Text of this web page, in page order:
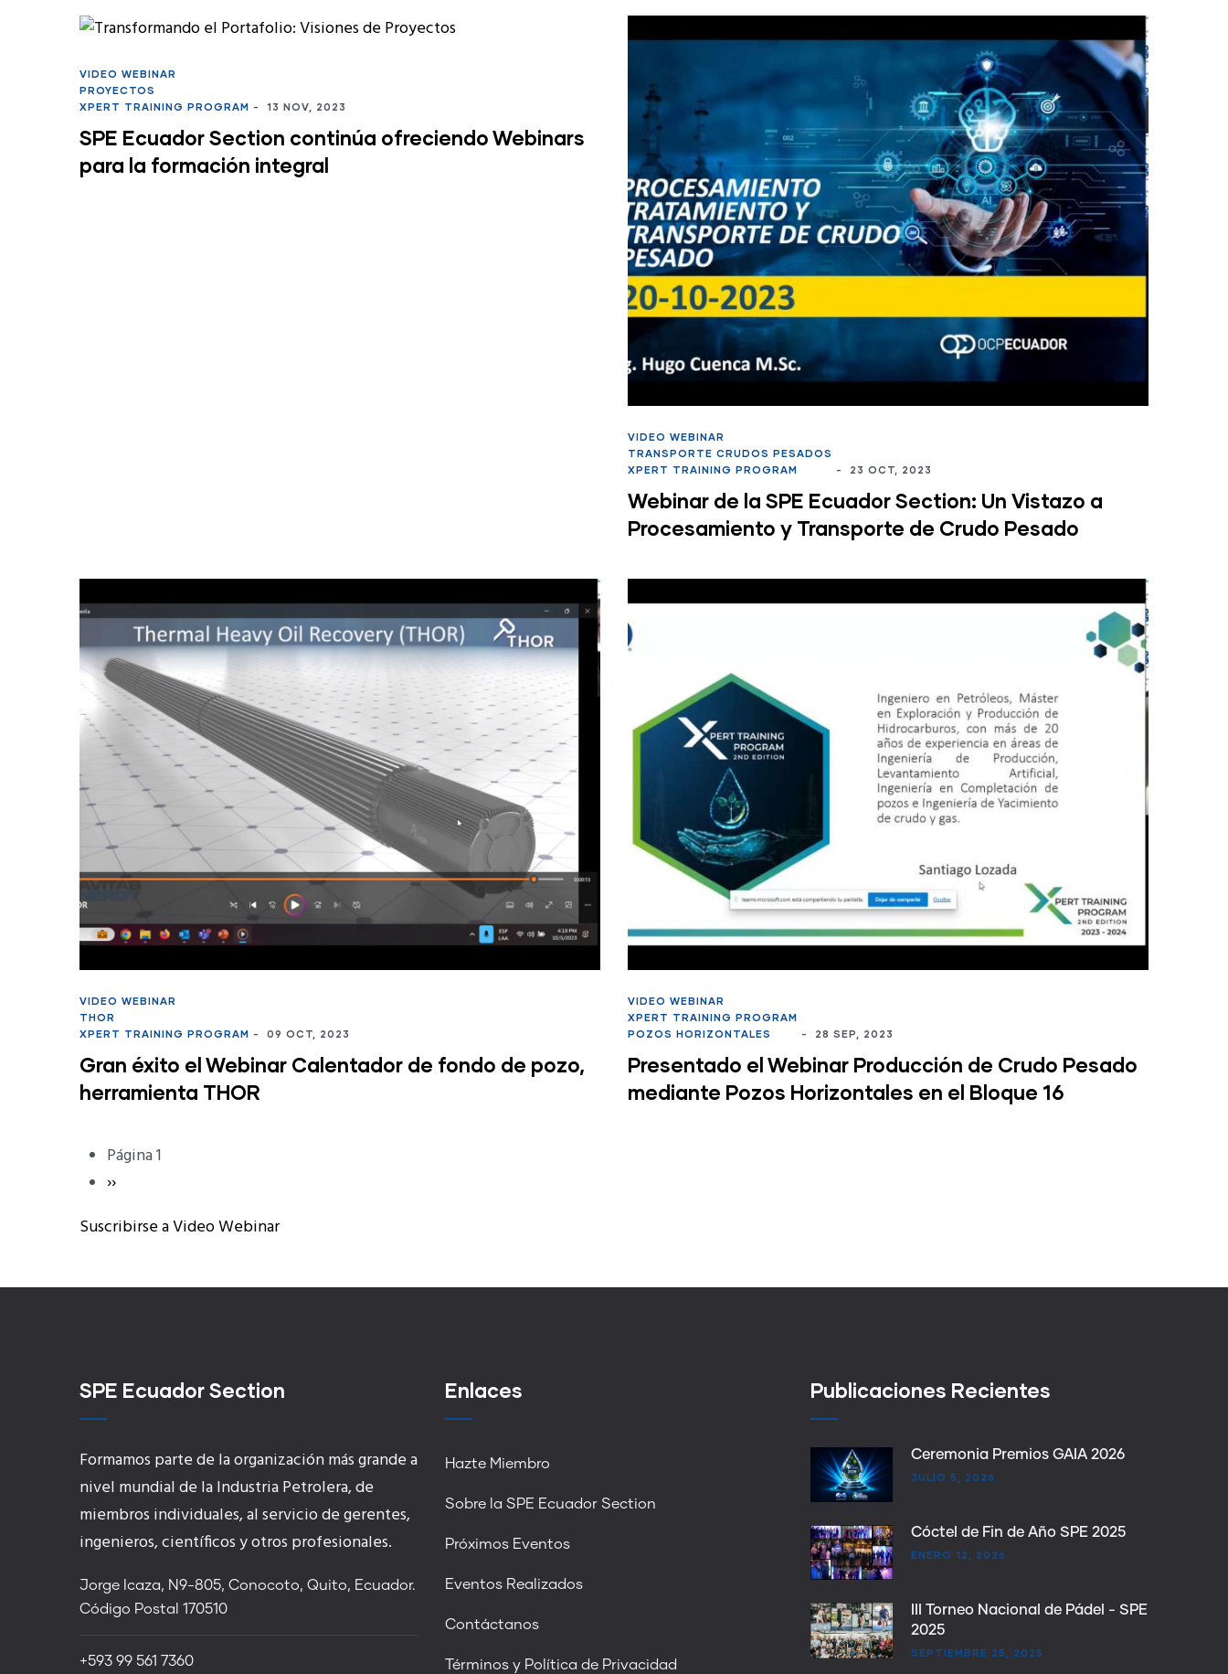
VIDEO WEBINAR
PROYECTOS
XPERT TRAINING PROGRAM - 13 NOV, 2023
SPE Ecuador Section continúa ofreciendo Webinars
para la formación integral
VIDEO WEBINAR
TRANSPORTE CRUDOS PESADOS
XPERT TRAINING PROGRAM
- 23 OCT, 2023
Webinar de la SPE Ecuador Section: Un Vistazo a
Procesamiento y Transporte de Crudo Pesado
VIDEO WEBINAR
THOR
XPERT TRAINING PROGRAM - 09 OCT, 2023
Gran éxito el Webinar Calentador de fondo de pozo,
herramienta THOR
VIDEO WEBINAR
XPERT TRAINING PROGRAM
POZOS HORIZONTALES
- 28 SEP, 2023
Presentado el Webinar Producción de Crudo Pesado
mediante Pozos Horizontales en el Bloque 16
Paginación
Página 1
Página
››
Suscribirse a Video Webinar
SPE Ecuador Section
Formamos parte de la organización más grande a
nivel mundial de la Industria Petrolera, de
miembros individuales, al servicio de gerentes,
ingenieros, científicos y otros profesionales.
Jorge Icaza, N9-805, Conocoto, Quito, Ecuador.
Código Postal 170510
+593 99 561 7360
Enlaces
Hazte Miembro
Sobre la SPE Ecuador Section
Próximos Eventos
Eventos Realizados
Contáctanos
Términos y Política de Privacidad
Publicaciones Recientes
Ceremonia Premios GAIA 2026
JULIO 5, 2026
Cóctel de Fin de Año SPE 2025
ENERO 12, 2026
III Torneo Nacional de Pádel - SPE
2025
SEPTIEMBRE 25, 2025